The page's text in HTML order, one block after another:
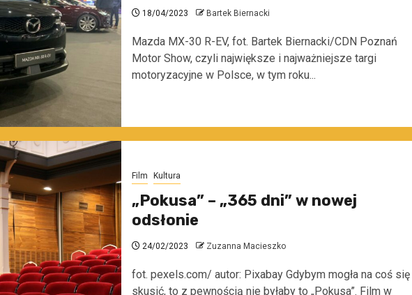
18/04/2023 Bartek Biernacki
Mazda MX-30 R-EV, fot. Bartek Biernacki/CDN Poznań
Motor Show, czyli największe i najważniejsze targi
motoryzacyjne w Polsce, w tym roku...
Film Kultura
„Pokusa” – „365 dni” w nowej
odsłonie
24/02/2023 Zuzanna Macieszko
fot. pexels.com/ autor: Pixabay Gdybym mogła na coś się
skusić, to z pewnością nie byłaby to „Pokusa”. Film w